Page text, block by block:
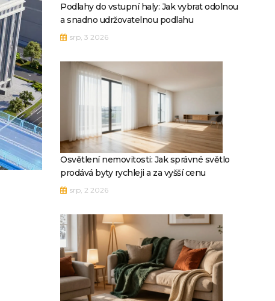
Podlahy do vstupní haly: Jak vybrat odolnou
a snadno udržovatelnou podlahu
srp, 3 2026
Osvětlení nemovitosti: Jak správné světlo
prodává byty rychleji a za vyšší cenu
srp, 2 2026